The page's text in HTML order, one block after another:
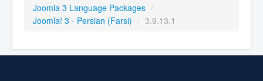
Joomla 3 Language Packages /
Joomla! 3 - Persian (Farsi) / 3.9.13.1